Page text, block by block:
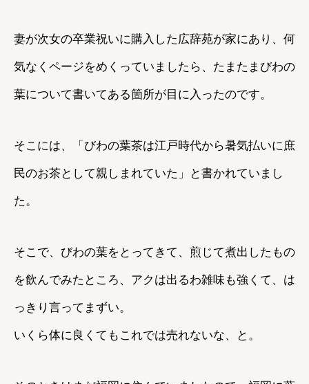
妻が次女の卒業祝いに購入した広辞苑が家にあり、何
気なくページをめくっていましたら、たまたまびわの
葉について書いてある箇所が目に入ったのです。
そこには、「びわの葉茶は江戸時代から暑気払いに庶
民のお茶として親しまれていた」と書かれていまし
た。
そこで、びわの葉をとってきて、煎じて煮出したもの
を飲んでみたところ、アクは出るわ雑味も強くて、は
っきり言ってまずい。
いくら体に良くてもこれでは売れないな、と。